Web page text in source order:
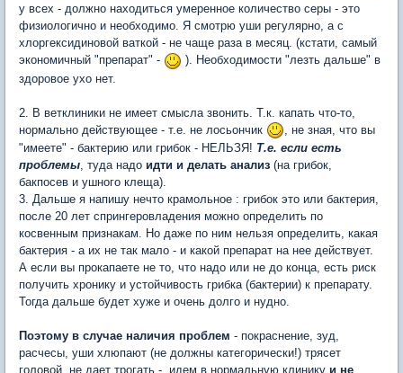
у всех - должно находиться умеренное количество серы - это
физиологично и необходимо. Я смотрю уши регулярно, а с
хлоргексидиновой ваткой - не чаще раза в месяц. (кстати, самый
экономичный "препарат" -
). Необходимости "лезть дальше" в
здоровое ухо нет.
2. В ветклиники не имеет смысла звонить. Т.к. капать что-то,
нормально действующее - т.е. не лосьончик
, не зная, что вы
"имеете" - бактерию или грибок - НЕЛЬЗЯ! Т.е. если есть
проблемы, туда надо идти и делать анализ (на грибок,
бакпосев и ушного клеща).
3. Дальше я напишу нечто крамольное : грибок это или бактерия,
после 20 лет спрингеровладения можно определить по
косвенным признакам. Но даже по ним нельзя определить, какая
бактерия - а их не так мало - и какой препарат на нее действует.
А если вы прокапаете не то, что надо или не до конца, есть риск
получить хронику и устойчивость грибка (бактерии) к препарату.
Тогда дальше будет хуже и очень долго и нудно.
Поэтому в случае наличия проблем - покраснение, зуд,
расчесы, уши хлюпают (не должны категорически!) трясет
головой, не дает трогать - идем в нормальную клинику и не